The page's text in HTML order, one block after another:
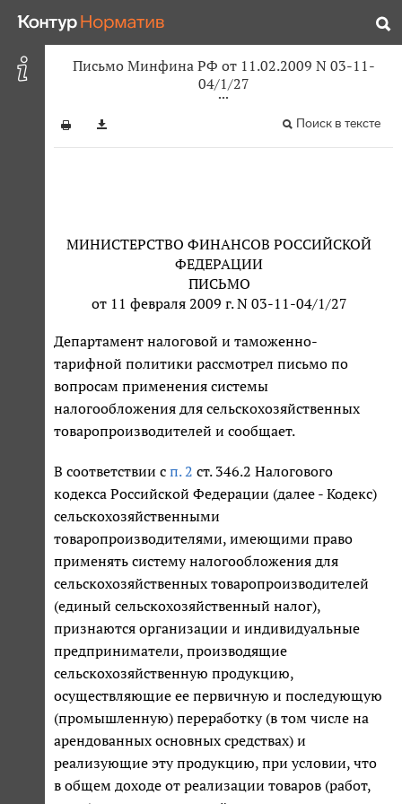
Письмо Минфина РФ от 11.02.2009 N 03-11-
04/1/27
Поиск в тексте
МИНИСТЕРСТВО ФИНАНСОВ РОССИЙСКОЙ
ФЕДЕРАЦИИ
ПИСЬМО
от 11 февраля 2009 г. N 03-11-04/1/27
Департамент налоговой и таможенно-
тарифной политики рассмотрел письмо по
вопросам применения системы
налогообложения для сельскохозяйственных
товаропроизводителей и сообщает.
В соответствии с п. 2 ст. 346.2 Налогового
кодекса Российской Федерации (далее - Кодекс)
сельскохозяйственными
товаропроизводителями, имеющими право
применять систему налогообложения для
сельскохозяйственных товаропроизводителей
(единый сельскохозяйственный налог),
признаются организации и индивидуальные
предприниматели, производящие
сельскохозяйственную продукцию,
осуществляющие ее первичную и последующую
(промышленную) переработку (в том числе на
арендованных основных средствах) и
реализующие эту продукцию, при условии, что
в общем доходе от реализации товаров (работ,